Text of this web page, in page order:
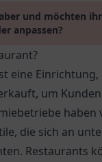
und möchten
anpassen?
eine
um
haben
die sich an
Restaurants